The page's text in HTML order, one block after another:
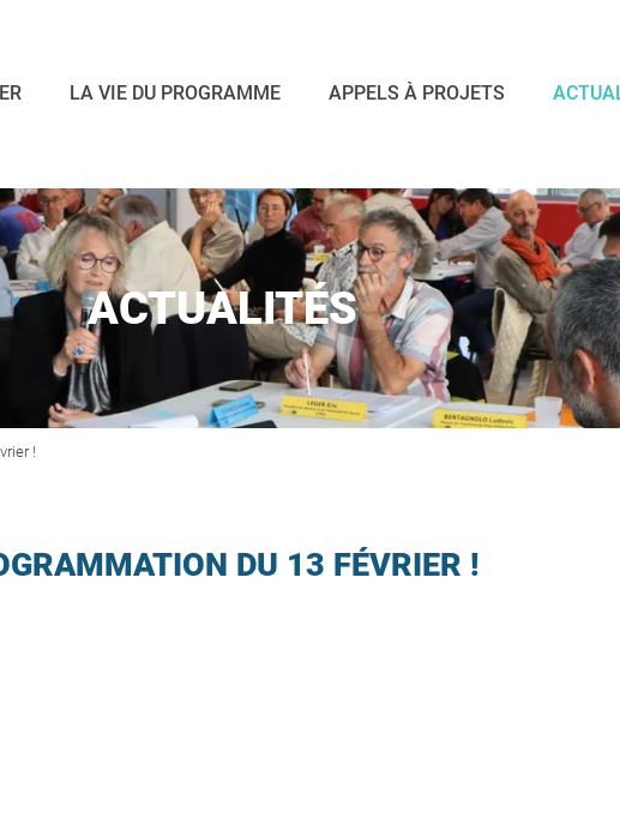
LA VIE DU PROGRAMME APPELS À PROJETS
ACTUALITÉS
!
DU 13 FÉVRIER !